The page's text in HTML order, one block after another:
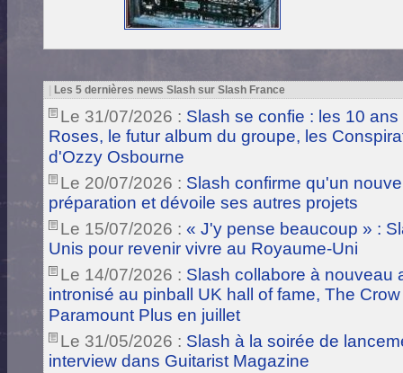
Les 5 dernières news Slash sur Slash France
Le 31/07/2026 : Slash se confie : les 10
Roses, le futur album du groupe, les
d'Ozzy Osbourne
Le 20/07/2026 : Slash confirme qu'un
préparation et dévoile ses autres projets
Le 15/07/2026 : « J'y pense beaucoup » :
Unis pour revenir vivre au Royaume-Uni
Le 14/07/2026 : Slash collabore à nouveau
intronisé au pinball UK hall of fame, The
Paramount Plus en juillet
Le 31/05/2026 : Slash à la soirée de
interview dans Guitarist Magazine